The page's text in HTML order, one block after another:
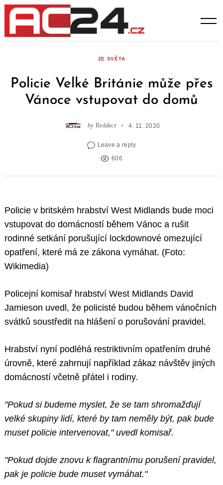
Skip
content
ZE SVĚTA
Policie Velké Británie může přes
Vánoce vstupovat do domů
by Redakce 4. 11. 2020
Leave a reply
606
Policie v britském hrabství West Midlands bude moci
vstupovat do domácností během Vánoc a rušit
rodinné setkání porušující lockdownové omezující
opatření, které má ze zákona vymáhat. (Foto:
Wikimedia)
Policejní komisař hrabství West Midlands David
Jamieson uvedl, že policisté budou během vánočních
svátků soustředit na hlášení o porušování pravidel.
Hrabství nyní podléhá restriktivním opatřením druhé
úrovně, které zahrnují například zákaz návštěv jiných
domácností včetně přátel i rodiny.
"Pokud si budeme myslet, že se tam shromažďují
velké skupiny lidí, které by tam neměly být, pak bude
muset policie intervenovat," uvedl komisař.
"Pokud dojde znovu k flagrantnímu porušení pravidel,
pak je policie bude muset vymáhat."